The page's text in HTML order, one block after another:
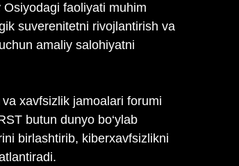
faoliyati muhim
suverenitetni rivojlantirish va
amaliy salohiyatni
xavfsizlik jamoalari forumi
butun dunyo bo‘ylab
birlashtirib, kiberxavfsizlikni